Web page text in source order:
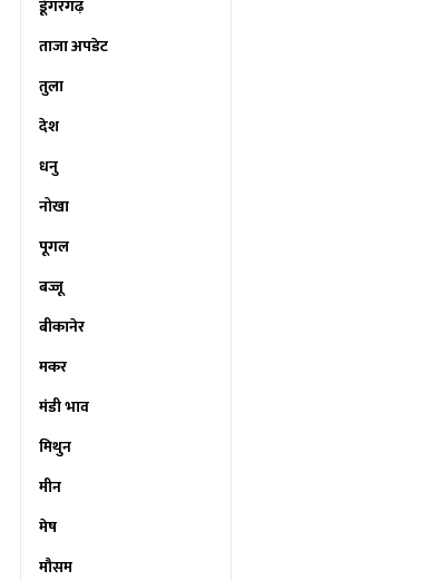
डूंगरगढ़
ताजा अपडेट
तुला
देश
धनु
नोखा
पूगल
बज्जू
बीकानेर
मकर
मंडी भाव
मिथुन
मीन
मेष
मौसम